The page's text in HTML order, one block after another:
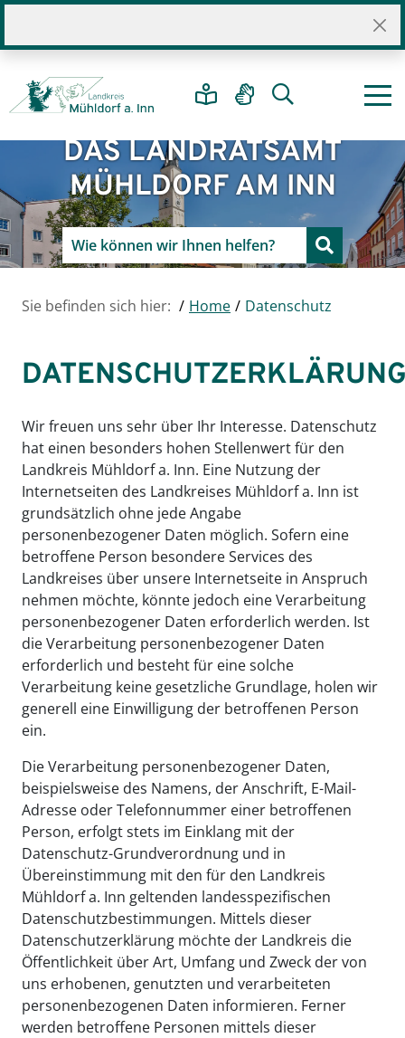
DAS LANDRATSAMT
MÜHLDORF AM INN
Sie befinden sich hier: Home Datenschutz
Wir freuen uns sehr über Ihr Interesse. Datenschutz
hat einen besonders hohen Stellenwert für den
Landkreis Mühldorf a. Inn. Eine Nutzung der
Internetseiten des Landkreises Mühldorf a. Inn ist
grundsätzlich ohne jede Angabe
personenbezogener Daten möglich. Sofern eine
betroffene Person besondere Services des
Landkreises über unsere Internetseite in Anspruch
nehmen möchte, könnte jedoch eine Verarbeitung
personenbezogener Daten erforderlich werden. Ist
die Verarbeitung personenbezogener Daten
erforderlich und besteht für eine solche
Verarbeitung keine gesetzliche Grundlage, holen wir
generell eine Einwilligung der betroffenen Person
ein.
Die Verarbeitung personenbezogener Daten,
beispielsweise des Namens, der Anschrift, E-Mail-
Adresse oder Telefonnummer einer betroffenen
Person, erfolgt stets im Einklang mit der
Datenschutz-Grundverordnung und in
Übereinstimmung mit den für den Landkreis
Mühldorf a. Inn geltenden landesspezifischen
Datenschutzbestimmungen. Mittels dieser
Datenschutzerklärung möchte der Landkreis die
Öffentlichkeit über Art, Umfang und Zweck der von
uns erhobenen, genutzten und verarbeiteten
personenbezogenen Daten informieren. Ferner
werden betroffene Personen mittels dieser